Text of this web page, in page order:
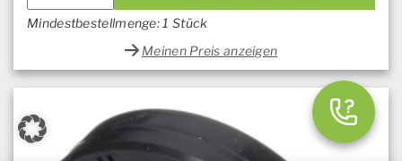
Mindestbestellmenge: 1 Stück
Meinen Preis anzeigen